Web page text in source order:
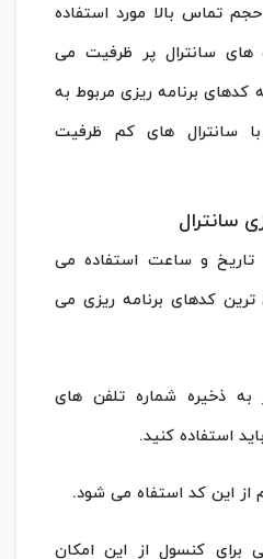
تماس بالا مورد استفاده
های سانترال پر ظرفیت می
برنامه ریزی مربوط به
سانترال های کم ظرفیت
سانترال
تاریخ و ساعت استفاده می
کدهای برنامه ریزی می
به ذخیره شماره تلفن های
استفاده کنید.
برای کنسول از این امکان